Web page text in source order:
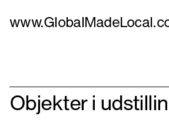
Objekter i